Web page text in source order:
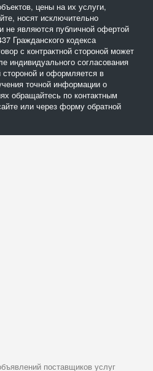
цены на их услуги,
носят исключительно
не являются публичной офертой
Гражданского кодекса
с контрактной стороной может
индивидуального согласования
стороной и оформляется в
точной информации о
обращайтесь по контактным
или через форму обратной
поставщиков услуг